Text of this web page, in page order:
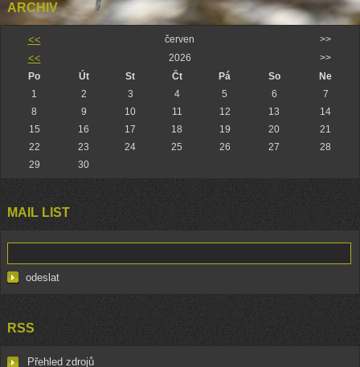
ARCHIV
<< červen >>
<< 2026
>>
Po
Út St Čt Pá So
Ne
1
2 3 4 5 6
7
8
9 10 11 12 13
14
15
16 17 18 19 20
21
22
23 24 25 26 27
28
29
30
MAIL LIST
RSS
Přehled zdrojů